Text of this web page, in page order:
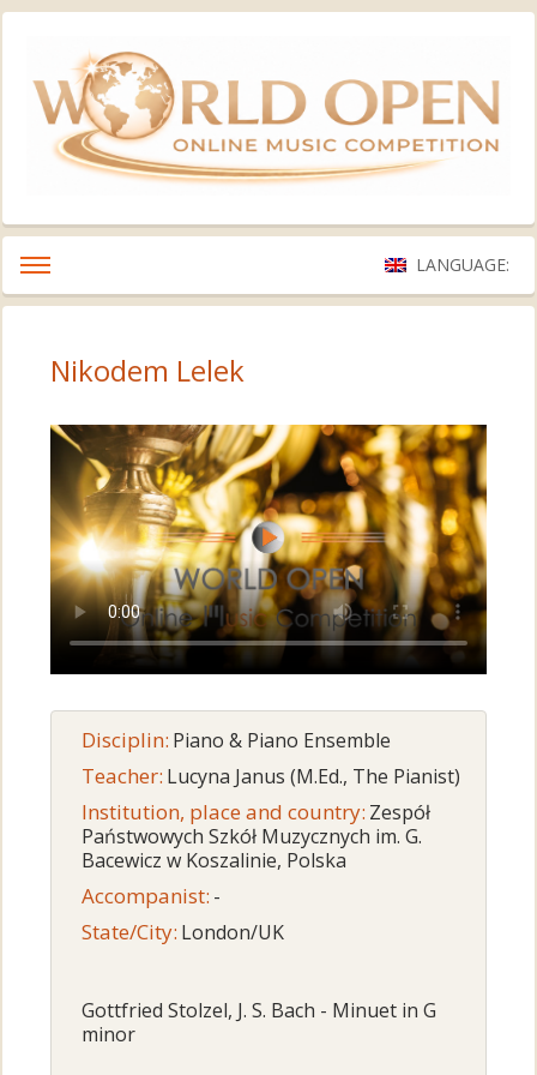
LANGUAGE:
Nikodem Lelek
Disciplin: Piano & Piano Ensemble
Teacher: Lucyna Janus (M.Ed., The Pianist)
Institution, place and country: Zespół
Państwowych Szkół Muzycznych im. G.
Bacewicz w Koszalinie, Polska
Accompanist: -
State/City: London/UK
Gottfried Stolzel, J. S. Bach - Minuet in G
minor